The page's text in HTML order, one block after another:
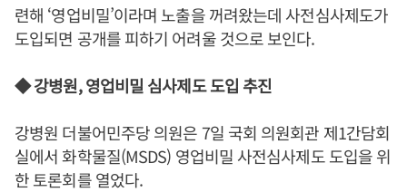
련해 ‘영업비밀’이라며 노출을 꺼려왔는데 사전심사제도가
도입되면 공개를 피하기 어려울 것으로 보인다.
◆ 강병원, 영업비밀 심사제도 도입 추진
강병원 더불어민주당 의원은 7일 국회 의원회관 제1간담회
실에서 화학물질(MSDS) 영업비밀 사전심사제도 도입을 위
한 토론회를 열었다.